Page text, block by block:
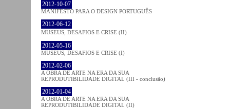
2012-10-07
MANIFESTO PARA O DESIGN PORTUGUÊS
2012-06-12
MUSEUS, DESAFIOS E CRISE (II)
2012-05-16
MUSEUS, DESAFIOS E CRISE (I)
2012-02-06
A OBRA DE ARTE NA ERA DA SUA
REPRODUTIBILIDADE DIGITAL (III - conclusão)
2012-01-04
A OBRA DE ARTE NA ERA DA SUA
REPRODUTIBILIDADE DIGITAL (II)